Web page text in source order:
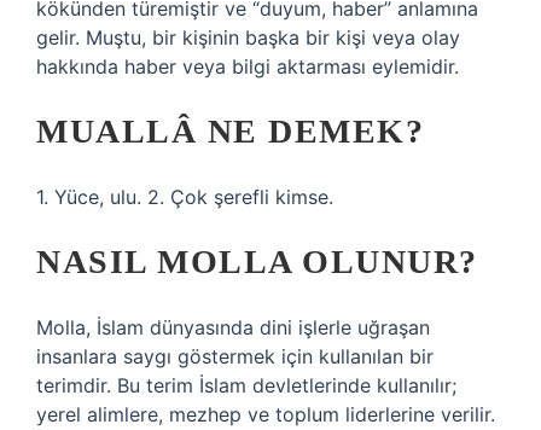
kökünden türemiştir ve “duyum, haber” anlamına
gelir. Muştu, bir kişinin başka bir kişi veya olay
hakkında haber veya bilgi aktarması eylemidir.
MUALLÂ NE DEMEK?
1. Yüce, ulu. 2. Çok şerefli kimse.
NASIL MOLLA OLUNUR?
Molla, İslam dünyasında dini işlerle uğraşan
insanlara saygı göstermek için kullanılan bir
terimdir. Bu terim İslam devletlerinde kullanılır;
yerel alimlere, mezhep ve toplum liderlerine verilir.